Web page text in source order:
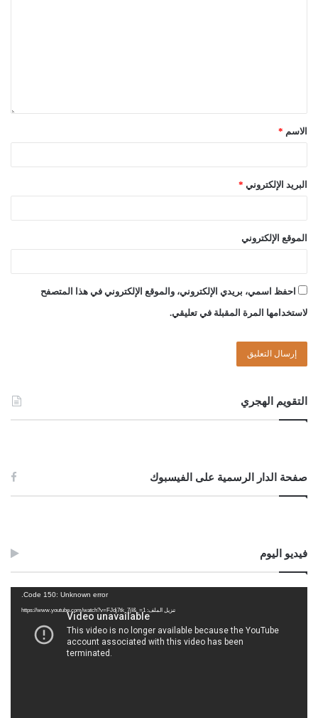
الاسم *
البريد الإلكتروني *
الموقع الإلكتروني
احفظ اسمي، بريدي الإلكتروني، والموقع الإلكتروني في هذا المتصفح
لاستخدامها المرة المقبلة في تعليقي.
التقويم الهجري
صفحة الدار الرسمية على الفيسبوك
فيديو اليوم
Code 150: Unknown error.
تنزيل الملف: https://www.youtube.com/watch?v=FJdj7tk_7jI&_=1